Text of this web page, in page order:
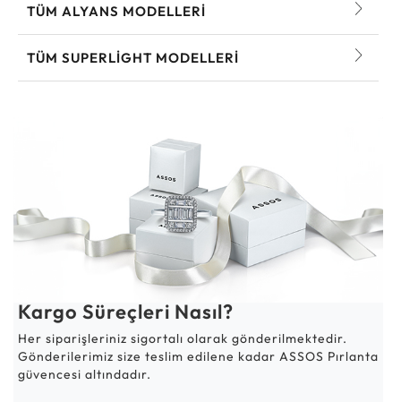
TÜM ALYANS MODELLERI
TÜM SUPERLIGHT MODELLERI
Kargo Süreçleri Nasıl?
Her siparişleriniz sigortalı olarak gönderilmektedir.
Gönderilerimiz size teslim edilene kadar ASSOS Pırlanta
güvencesi altındadır.